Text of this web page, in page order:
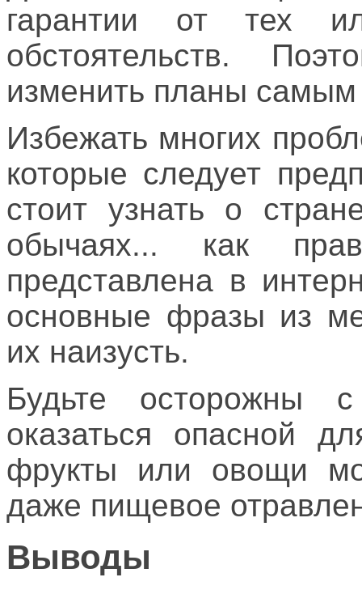
гарантии от тех
обстоятельств.
изменить планы
Избежать многих
которые следует
стоит узнать о
обычаях... как
представлена в
основные фразы из
их наизусть.
Будьте осторожны
оказаться опасной
фрукты или овощи
даже пищевое
Выводы